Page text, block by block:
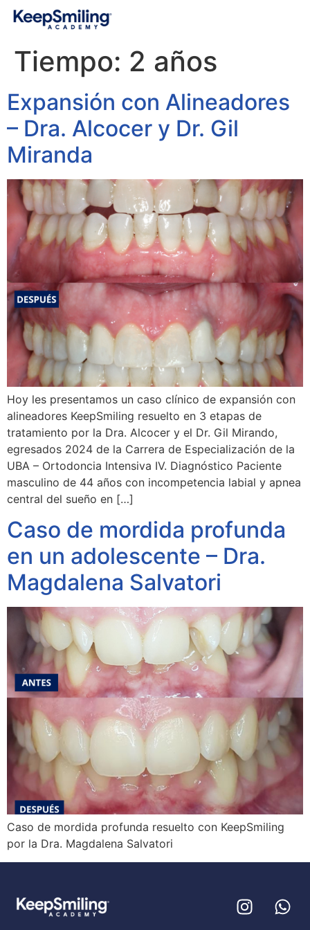
Tiempo: 2 años
Expansión con Alineadores
– Dra. Alcocer y Dr. Gil
Miranda
Hoy les presentamos un caso clínico de expansión con
alineadores KeepSmiling resuelto en 3 etapas de
tratamiento por la Dra. Alcocer y el Dr. Gil Mirando,
egresados 2024 de la Carrera de Especialización de la
UBA – Ortodoncia Intensiva IV. Diagnóstico Paciente
masculino de 44 años con incompetencia labial y apnea
central del sueño en […]
Caso de mordida profunda
en un adolescente – Dra.
Magdalena Salvatori
Caso de mordida profunda resuelto con KeepSmiling
por la Dra. Magdalena Salvatori